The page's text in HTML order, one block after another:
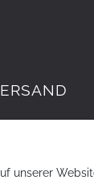
unserer